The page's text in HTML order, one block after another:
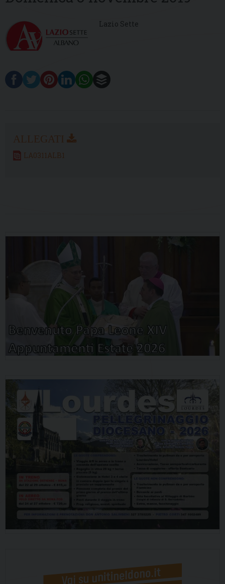
Lazio Sette
LA0311ALB1